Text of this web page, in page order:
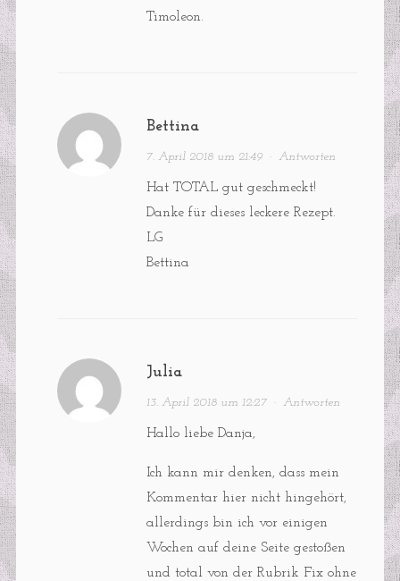
Timoleon.
Bettina
7. April 2018 um 21:49· Antworten
Hat TOTAL gut geschmeckt!
Danke für dieses leckere Rezept.
LG
Bettina
Julia
13. April 2018 um 12:27· Antworten
Hallo liebe Danja,
Ich kann mir denken, dass mein
Kommentar hier nicht hingehört,
allerdings bin ich vor einigen
Wochen auf deine Seite gestoßen
und total von der Rubrik Fix ohne